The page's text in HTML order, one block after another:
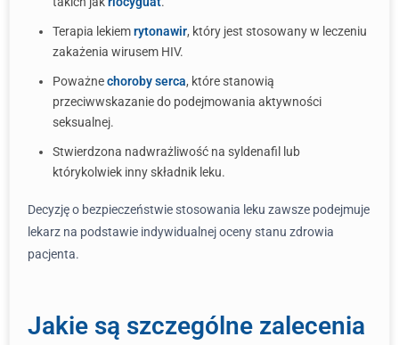
Terapia lekiemrytonawir, który jest stosowany w leczeniu
zakażenia wirusem HIV.
Poważnechoroby serca, które stanowią
przeciwwskazanie do podejmowania aktywności
seksualnej.
Stwierdzona nadwrażliwość na syldenafil lub
którykolwiek inny składnik leku.
Decyzję o bezpieczeństwie stosowania leku zawsze podejmuje
lekarz na podstawie indywidualnej oceny stanu zdrowia
pacjenta.
Jakie są szczególne zalecenia